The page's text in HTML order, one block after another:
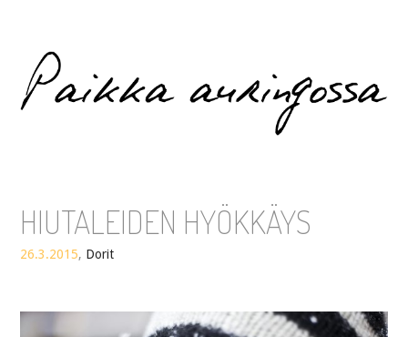
Paikka auringossa
HIUTALEIDEN HYÖKKÄYS
26.3.2015, Dorit